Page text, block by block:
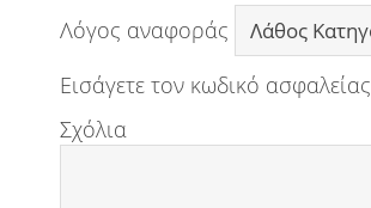
Λόγος αναφοράς
Εισάγετε τον κωδικό ασφαλείας
Σχόλια